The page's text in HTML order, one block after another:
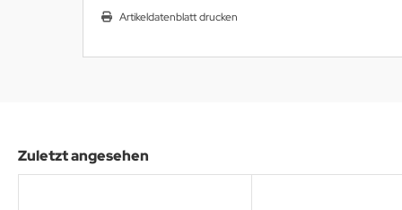
Artikeldatenblatt drucken
Zuletzt angesehen